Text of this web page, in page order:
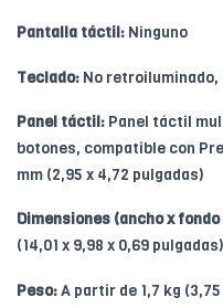
Pantalla táctil: Ninguno
Teclado: No retroiluminado,
Panel táctil: Panel táctil
botones, compatible con
mm (2,95 x 4,72 pulgadas)
Dimensiones (ancho x
(14,01 x 9,98 x 0,69 pulgadas)
Peso:A partir de 1,7 kg